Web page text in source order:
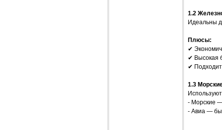
1.2
Идеальны
Плюсы:
✔
✔ Высокая
✔
1.3
- Морские
- Авиа —